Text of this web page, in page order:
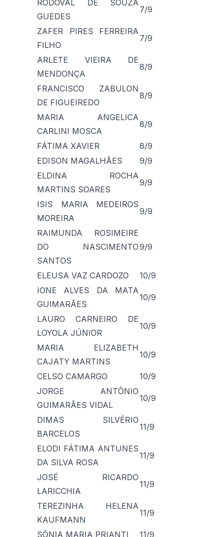
RODOVAL DE SOUZA
GUEDES
7/9
ZAFER PIRES FERREIRA
FILHO
7/9
ARLETE VIEIRA DE
MENDONÇA
8/9
FRANCISCO ZABULON
DE FIGUEIREDO
8/9
MARIA ANGELICA
CARLINI MOSCA
8/9
FÁTIMA XAVIER
8/9
EDISON MAGALHÃES
9/9
ELDINA ROCHA
MARTINS SOARES
9/9
ISIS MARIA MEDEIROS
MOREIRA
9/9
RAIMUNDA ROSIMEIRE
DO NASCIMENTO
SANTOS
9/9
ELEUSA VAZ CARDOZO
10/9
IONE ALVES DA MATA
GUIMARÃES
10/9
LAURO CARNEIRO DE
LOYOLA JÚNIOR
10/9
MARIA ELIZABETH
CAJATY MARTINS
10/9
CELSO CAMARGO
10/9
JORGE ANTÔNIO
GUIMARÃES VIDAL
10/9
DIMAS SILVÉRIO
BARCELOS
11/9
ELODI FÁTIMA ANTUNES
DA SILVA ROSA
11/9
JOSÉ RICARDO
LARICCHIA
11/9
TEREZINHA HELENA
KAUFMANN
11/9
SÔNIA MARIA PRIANTI
11/9